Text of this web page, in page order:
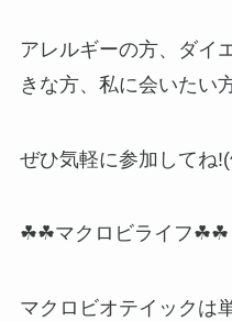
アレルギーの方、ダイ
きな方、私に会いたい
ぜひ気軽に参加してね
☘☘マクロビライフ☘☘
マクロビオテイックは